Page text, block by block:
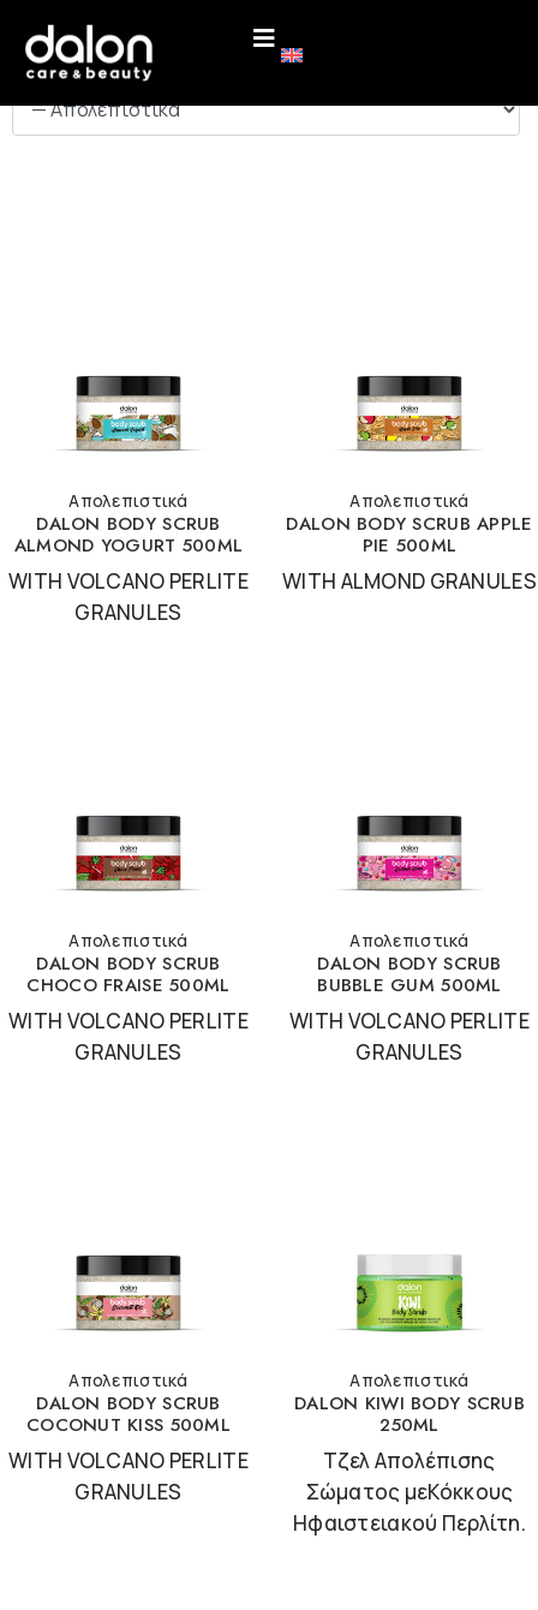
ΚΑΤΗΓΟΡΙΕΣ
Απολεπιστικά
DALON BODY SCRUB
ALMOND YOGURT 500ML
WITH VOLCANO PERLITE
GRANULES
Απολεπιστικά
DALON BODY SCRUB APPLE
PIE 500ML
WITH ALMOND GRANULES
Απολεπιστικά
DALON BODY SCRUB
CHOCO FRAISE 500ML
WITH VOLCANO PERLITE
GRANULES
Απολεπιστικά
DALON BODY SCRUB
BUBBLE GUM 500ML
WITH VOLCANO PERLITE
GRANULES
Απολεπιστικά
DALON BODY SCRUB
COCONUT KISS 500ML
WITH VOLCANO PERLITE
GRANULES
Απολεπιστικά
DALON KIWI BODY SCRUB
250ML
Τζελ Απολέπισης
Σώματος μεΚόκκους
Ηφαιστειακού Περλίτη.